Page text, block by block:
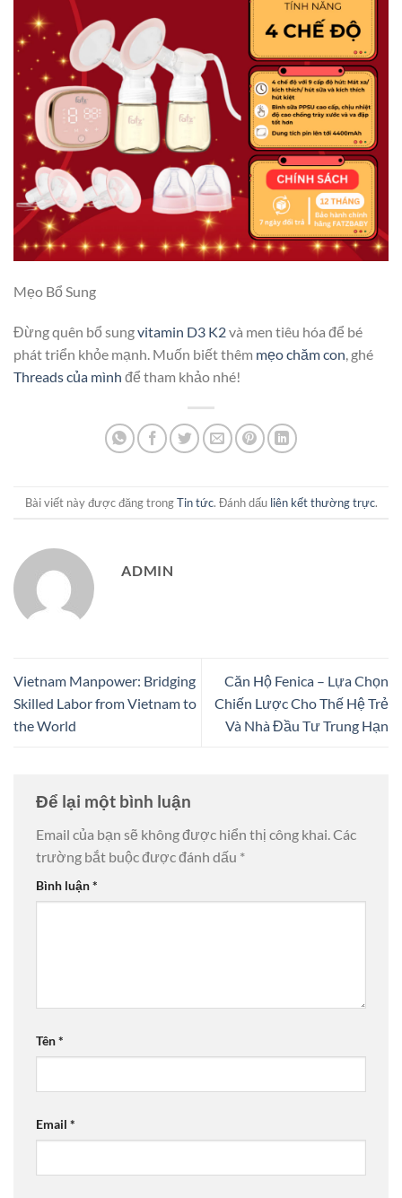
Mẹo Bổ Sung
Đừng quên bổ sungvitamin D3 K2và men tiêu hóa để bé
phát triển khỏe mạnh. Muốn biết thêm mẹo chăm con, ghé
Threads của mình để tham khảo nhé!
Bài viết này được đăng trongTin tức. Đánh dấu liên kết thường trực.
ADMIN
Vietnam Manpower: Bridging
Skilled Labor from Vietnam to
the World
Căn Hộ Fenica – Lựa Chọn
Chiến Lược Cho Thế Hệ Trẻ
Và Nhà Đầu Tư Trung Hạn
Để lại một bình luận
Email của bạn sẽ không được hiển thị công khai.Các
trường bắt buộc được đánh dấu *
Bình luận*
Tên*
Email *